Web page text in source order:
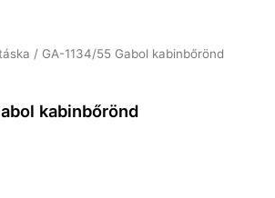
/ GA-1134/55 Gabol kabinbőrönd
kabinbőrönd